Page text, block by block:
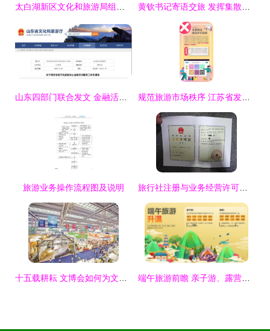
旅游业务操作流程图及说明